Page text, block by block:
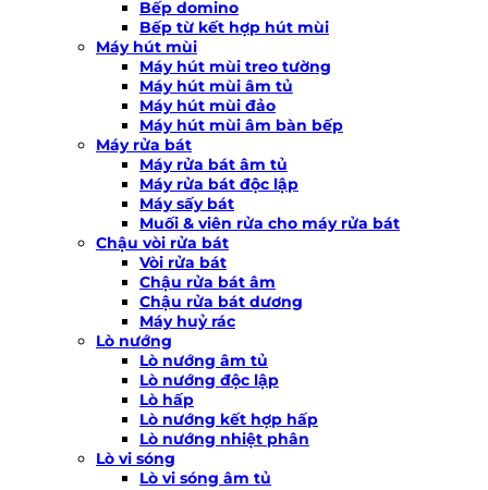
Bếp domino
Bếp từ kết hợp hút mùi
Máy hút mùi
Máy hút mùi treo tường
Máy hút mùi âm tủ
Máy hút mùi đảo
Máy hút mùi âm bàn bếp
Máy rửa bát
Máy rửa bát âm tủ
Máy rửa bát độc lập
Máy sấy bát
Muối & viên rửa cho máy rửa bát
Chậu vòi rửa bát
Vòi rửa bát
Chậu rửa bát âm
Chậu rửa bát dương
Máy huỷ rác
Lò nướng
Lò nướng âm tủ
Lò nướng độc lập
Lò hấp
Lò nướng kết hợp hấp
Lò nướng nhiệt phân
Lò vi sóng
Lò vi sóng âm tủ